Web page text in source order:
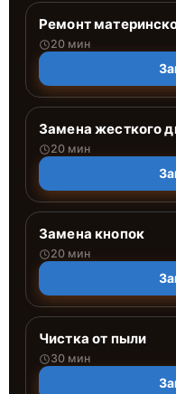
Ремонт
20 мин
Замена жесткого
20 мин
Замена кнопок
20 мин
Чистка от пыли
30 мин